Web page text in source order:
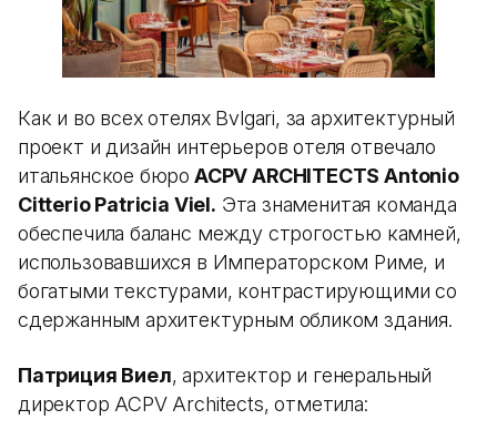
Как и во всех отелях Bvlgari, за архитектурный
проект и дизайн интерьеров отеля отвечало
итальянское бюро ACPV ARCHITECTS Antonio
Citterio Patricia Viel. Эта знаменитая команда
обеспечила баланс между строгостью камней,
использовавшихся в Императорском Риме, и
богатыми текстурами, контрастирующими со
сдержанным архитектурным обликом здания.
Патриция Виел, архитектор и генеральный
директор ACPV Architects, отметила: